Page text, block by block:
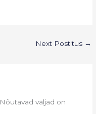
Next Postitus →
Nõutavad väljad on